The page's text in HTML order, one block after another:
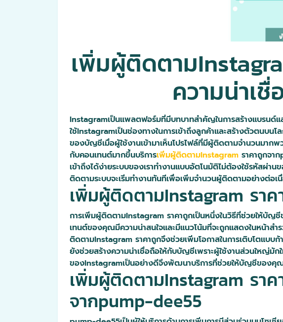
เพิ่มผู้ติดตาม
ความน่าเ
Instagramเป็นแพลตฟอร์มที่มีบทบาทสำคัญในการสร้างแบรนด์แ
ใช้Instagramเป็นช่องทางในการเข้าถึงลูกค้าและสร้างตัวตนบ
ของบัญชีเมื่อผู้ใช้งานเข้ามาเห็นโปรไฟล์ที่มีผู้ติดตามจำนวนมา
กับคอนเทนต์มากขึ้นบริการเพิ่มผู้ติดตามInstagram ราคาถูกจา
เข้าถึงได้ง่ายระบบของเราทำงานแบบอัตโนมัติไม่ต้องใช้รหัส
ติดตามระบบจะเริ่มทำงานทันทีเพื่อเพิ่มจำนวนผู้ติดตามอย่างต่
เพิ่มผู้ติดตามInstagram ราค
การเพิ่มผู้ติดตามInstagram ราคาถูกเป็นหนึ่งในวิธีที่ช่วยให้บั
เทนต์ของคุณมีความน่าสนใจและมีแนวโน้มที่จะถูกแสดงในหน้าส
ติดตามInstagram ราคาถูกจึงช่วยเพิ่มโอกาสในการเติบโตแบ
ยังช่วยสร้างความน่าเชื่อถือให้กับบัญชีเพราะผู้ใช้งานส่วนใหญ่มั
ของInstagramเป็นอย่างดีจึงพัฒนาบริการที่ช่วยให้บัญชีของคุ
เพิ่มผู้ติดตามInstagram รา
จากpump-dee55